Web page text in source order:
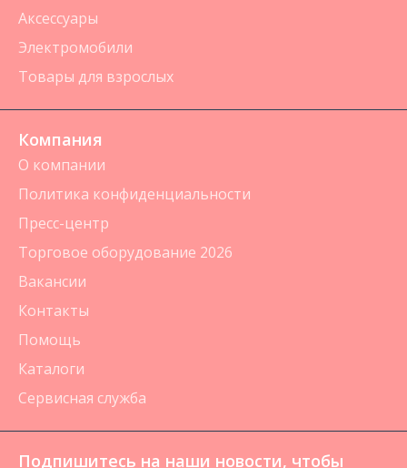
Аксессуары
Электромобили
Товары для взрослых
Компания
О компании
Политика конфиденциальности
Пресс-центр
Торговое оборудование 2026
Вакансии
Контакты
Помощь
Каталоги
Сервисная служба
Подпишитесь на наши новости, чтобы